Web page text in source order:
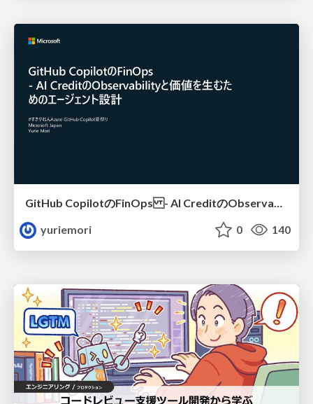
GitHub CopilotのFinOps - AI CreditのObservabilityと価値を生むためのエージェント設計
yuriemori
0 140